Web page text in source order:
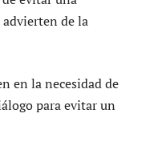
de la
en la necesidad de
para evitar un